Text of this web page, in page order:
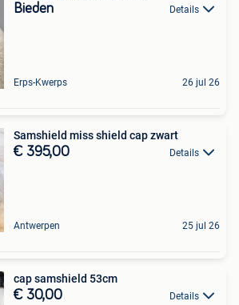
Bieden Details
Erps-Kwerps 26 jul 26
Samshield miss shield cap zwart
€ 395,00 Details
Antwerpen 25 jul 26
cap samshield 53cm
€ 30,00 Details